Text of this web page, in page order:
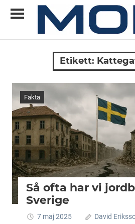
Allt
om
ny
teknik
Etikett:
Fakta
Så ofta har vi
Sverige
7 maj 2025 David